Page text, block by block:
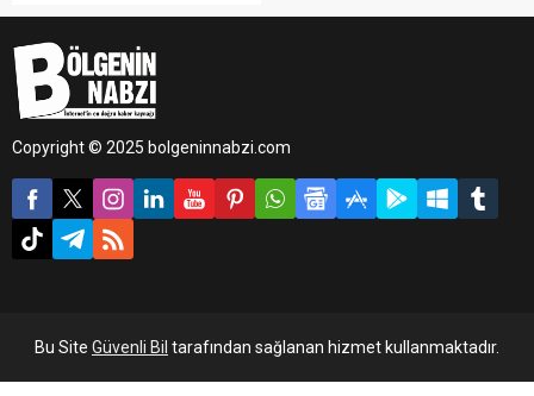
acilen yakalama kararı
çıkarılması çağrısında
bulundu.
Copyright © 2025 bolgeninnabzi.com
Bu Site Güvenli Bil tarafından sağlanan hizmet kullanmaktadır.